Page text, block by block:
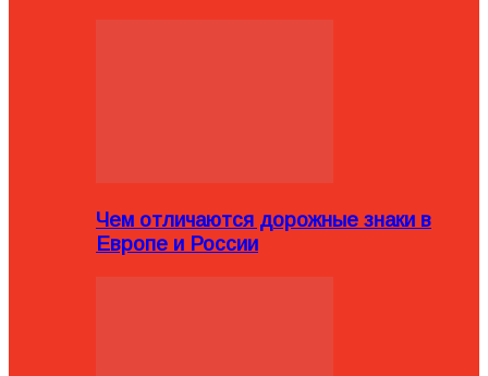
Чем отличаются дорожные знаки в
Европе и России